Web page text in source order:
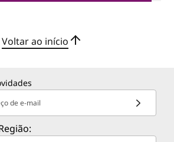
Voltar ao início
de e-mail